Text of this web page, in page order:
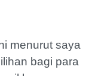
menurut saya
bagi para